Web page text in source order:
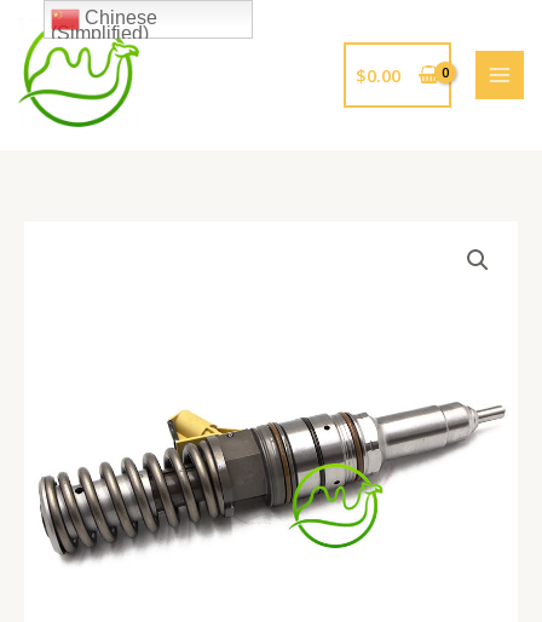
$0.00
Chinese
(Simplified)